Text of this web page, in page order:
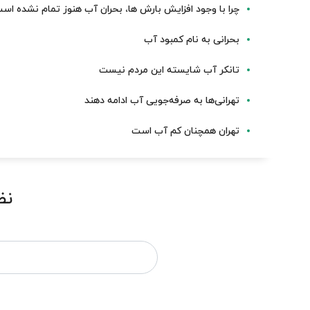
چرا با وجود افزایش بارش ها، بحران آب هنوز تمام نشده
بحرانی به نام کمبود آب
تانکر آب شایسته این مردم نیست
تهرانی‌ها به صرفه‌جویی آب ادامه دهند
تهران همچنان کم آب است